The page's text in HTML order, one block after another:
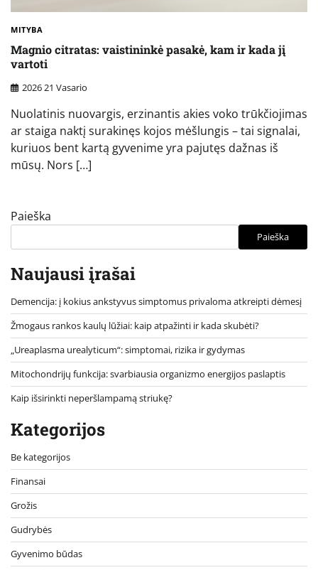
MITYBA
Magnio citratas: vaistininkė pasakė, kam ir kada jį
vartoti
2026 21 Vasario
Nuolatinis nuovargis, erzinantis akies voko trūkčiojimas
ar staiga naktį surakinęs kojos mėšlungis – tai signalai,
kuriuos bent kartą gyvenime yra pajutęs dažnas iš
mūsų. Nors […]
Paieška
Paieška
Naujausi įrašai
Demencija: į kokius ankstyvus simptomus privaloma atkreipti dėmesį
Žmogaus rankos kaulų lūžiai: kaip atpažinti ir kada skubėti?
„Ureaplasma urealyticum“: simptomai, rizika ir gydymas
Mitochondrijų funkcija: svarbiausia organizmo energijos paslaptis
Kaip išsirinkti neperšlampamą striukę?
Kategorijos
Be kategorijos
Finansai
Grožis
Gudrybės
Gyvenimo būdas